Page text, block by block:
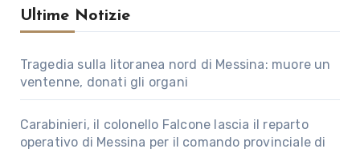
Ultime Notizie
Tragedia sulla litoranea nord di Messina: muore un
ventenne, donati gli organi
Carabinieri, il colonello Falcone lascia il reparto
operativo di Messina per il comando provinciale di